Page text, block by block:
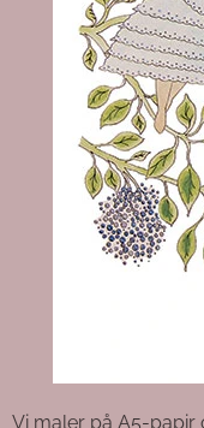
Vi maler på A5-